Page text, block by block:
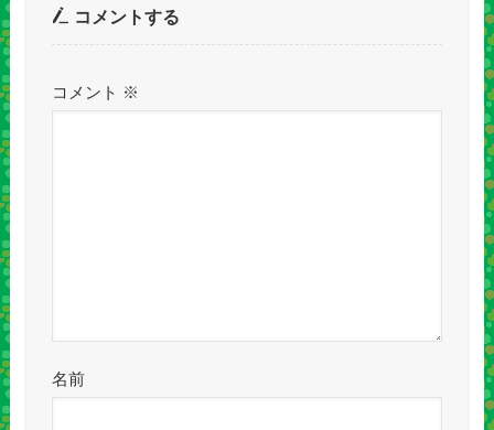
コメントする
コメント ※
名前